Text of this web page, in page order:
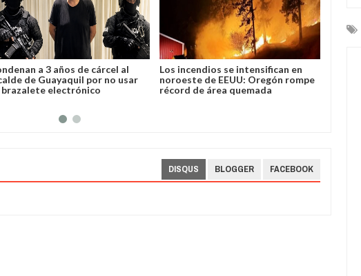
incendios se intensifican en
de EEUU: Oregón rompe
de área quemada
Chile suma 20 días de cierre del
paso fronterizo con Argentina por
nevadas del temporal
DISQUS BLOGGER FACEBOOK